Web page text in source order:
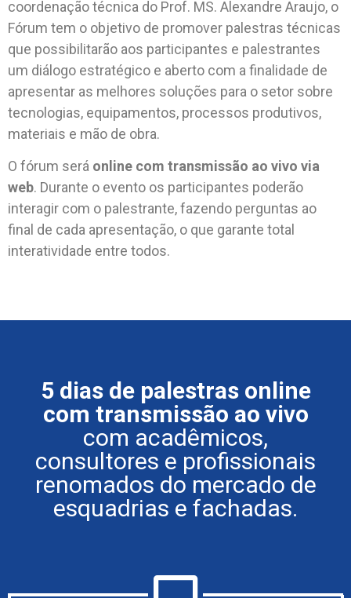
coordenação técnica do Prof. MS. Alexandre Araujo, o
Fórum tem o objetivo de promover palestras técnicas
que possibilitarão aos participantes e palestrantes
um diálogo estratégico e aberto com a finalidade de
apresentar as melhores soluções para o setor sobre
tecnologias, equipamentos, processos produtivos,
materiais e mão de obra.
O fórum será online com transmissão ao vivo via
web. Durante o evento os participantes poderão
interagir com o palestrante, fazendo perguntas ao
final de cada apresentação, o que garante total
interatividade entre todos.
5 dias de palestras online
com transmissão ao vivo
com acadêmicos,
consultores e profissionais
renomados do mercado de
esquadrias e fachadas.